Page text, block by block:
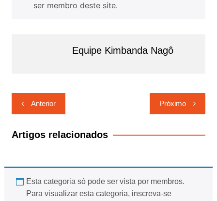
ser membro deste site.
Equipe Kimbanda Nagô
Navegação
de
Post
Anterior Próximo
Artigos relacionados
Esta categoria só pode ser vista por membros.
Para visualizar esta categoria, inscreva-se